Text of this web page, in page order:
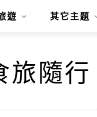
遊 其它主題